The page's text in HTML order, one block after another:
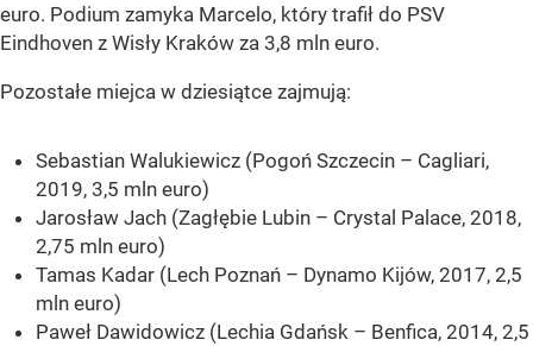
euro. Podium zamyka Marcelo, który trafił do PSV
Eindhoven z Wisły Kraków za 3,8 mln euro.
Pozostałe miejca w dziesiątce zajmują:
Sebastian Walukiewicz (Pogoń Szczecin – Cagliari,
2019, 3,5 mln euro)
Jarosław Jach (Zagłębie Lubin – Crystal Palace, 2018,
2,75 mln euro)
Tamas Kadar (Lech Poznań – Dynamo Kijów, 2017, 2,5
mln euro)
Paweł Dawidowicz (Lechia Gdańsk – Benfica, 2014, 2,5